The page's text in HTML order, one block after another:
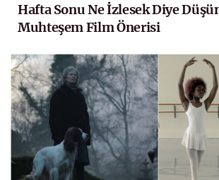
Hafta Sonu Ne İzlesek Diye
Muhteşem Film Önerisi